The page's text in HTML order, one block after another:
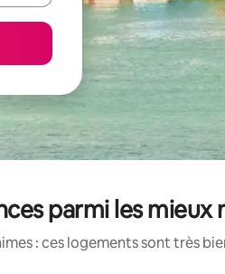
parmi les
: ces logements sont très